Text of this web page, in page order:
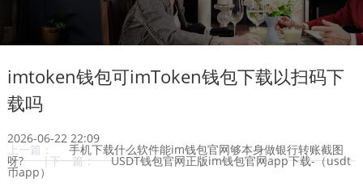
imtoken钱包可imToken钱包下载以扫码下
载吗
2026-06-22 22:09
上一篇： 手机下载什么软件能im钱包官网够本身做银行转账截图
呀? |下一篇： USDT钱包官网正版im钱包官网app下载-（usdt
币app）